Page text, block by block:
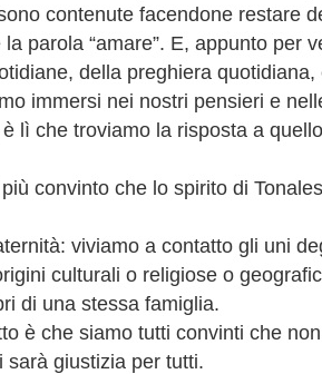
contenute facendone restare
parola “amare”. E, appunto per
della preghiera
immersi nei nostri pensieri e
è lì che troviamo la risposta a
convinto che lo spirito di
viviamo a contatto gli uni
culturali o religiose o
di una stessa famiglia.
è che siamo tutti convinti che
sarà giustizia per tutti.